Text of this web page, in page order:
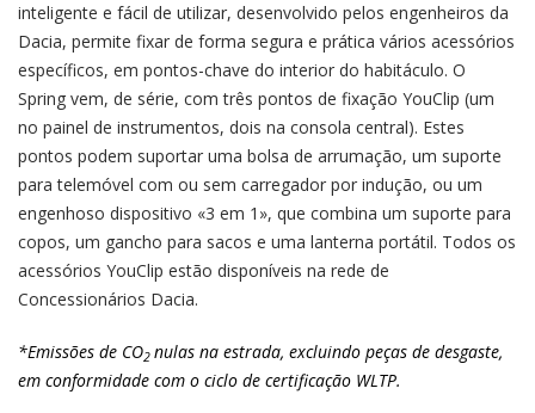
inteligente e fácil de utilizar, desenvolvido pelos engenheiros da
Dacia, permite fixar de forma segura e prática vários acessórios
específicos, em pontos-chave do interior do habitáculo. O
Spring vem, de série, com três pontos de fixação YouClip (um
no painel de instrumentos, dois na consola central). Estes
pontos podem suportar uma bolsa de arrumação, um suporte
para telemóvel com ou sem carregador por indução, ou um
engenhoso dispositivo «3 em 1», que combina um suporte para
copos, um gancho para sacos e uma lanterna portátil. Todos os
acessórios YouClip estão disponíveis na rede de
Concessionários Dacia.
*Emissões de CO2 nulas na estrada, excluindo peças de desgaste,
em conformidade com o ciclo de certificação WLTP.